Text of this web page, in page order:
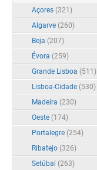
Açores (321)
Algarve (260)
Beja (207)
Évora (259)
Grande Lisboa (511)
Lisboa-Cidade (530)
Madeira (230)
Oeste (174)
Portalegre (254)
Ribatejo (326)
Setúbal (263)